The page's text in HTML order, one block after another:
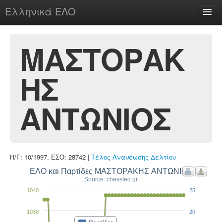
Ελληνικά ΕΛΟ
chesstu.be @ discord
Login
ΜΑΣΤΟΡΑΚ
ΗΣ
ΑΝΤΩΝΙΟΣ
Η/Γ: 10/1997, ΕΣΟ: 28742 | Τέλος Ανανέωσης Δελτίου
ΕΛΟ και Παρτίδες ΜΑΣΤΟΡΑΚΗΣ ΑΝΤΩΝΙΟΣ
Source: chessfed.gr
1030
1040
20
25